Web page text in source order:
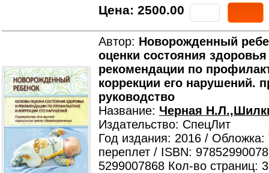
Цена: 2500.00
Автор: Новорожденный
оценки состояния
рекомендации по
коррекции его нарушений.
руководство
Название: Черная
Издательство: СпецЛит
Год издания: 2016 /
переплет / ISBN:
5299007868 Кол-во страниц: